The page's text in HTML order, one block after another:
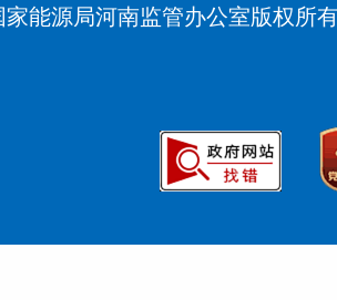
家能源局河南监管办公室版权所